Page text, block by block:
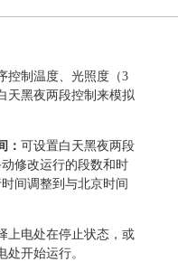
控制温度、光照度（3
天黑夜两段控制来模拟
： 可设置白天黑夜两段
修改运行的段数和时
间调整到与北京时间
上电处在停止状态，或
开始运行。